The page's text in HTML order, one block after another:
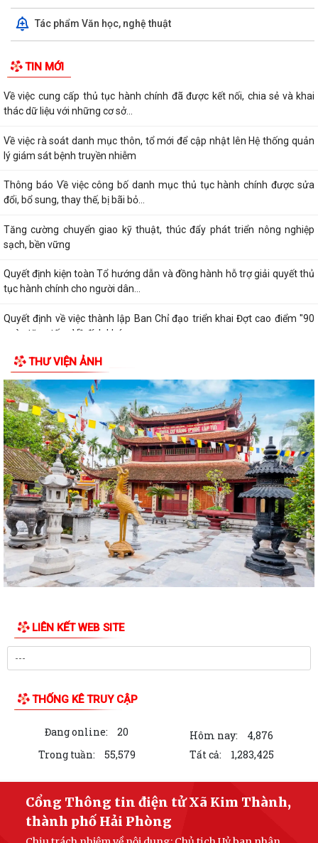
Tác phẩm Văn học, nghệ thuật
TIN MỚI
Về việc cung cấp thủ tục hành chính đã được kết nối, chia sẻ và khai
thác dữ liệu với những cơ sở...
Về việc rà soát danh mục thôn, tổ mới để cập nhật lên Hệ thống quản
lý giám sát bệnh truyền nhiễm
Thông báo Về việc công bố danh mục thủ tục hành chính được sửa
đổi, bổ sung, thay thế, bị bãi bỏ...
Tăng cường chuyển giao kỹ thuật, thúc đẩy phát triển nông nghiệp
sạch, bền vững
Quyết định kiện toàn Tổ hướng dẫn và đồng hành hỗ trợ giải quyết thủ
tục hành chính cho người dân...
Quyết định về việc thành lập Ban Chỉ đạo triển khai Đợt cao điểm "90
ngày tăng tốc - Về đích khám...
THƯ VIỆN ẢNH
LIÊN KẾT WEB SITE
THỐNG KÊ TRUY CẬP
Đang online: 20 Hôm nay:
4,876
Trong tuần:
55,579 Tất cả: 1,283,425
Cổng Thông tin điện tử Xã Kim Thành,
thành phố Hải Phòng